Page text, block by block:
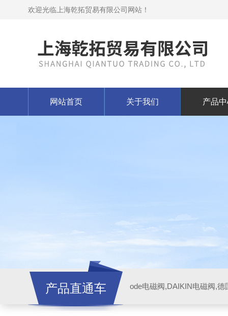
欢迎光临上海乾拓贸易有限公司网站！
网站首页 关于我们 产品
产品直通车 ode电磁阀,DAIKIN电磁阀,